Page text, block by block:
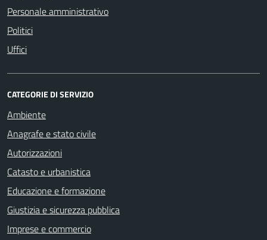
Personale amministrativo
Politici
Uffici
CATEGORIE DI SERVIZIO
Ambiente
Anagrafe e stato civile
Autorizzazioni
Catasto e urbanistica
Educazione e formazione
Giustizia e sicurezza pubblica
Imprese e commercio